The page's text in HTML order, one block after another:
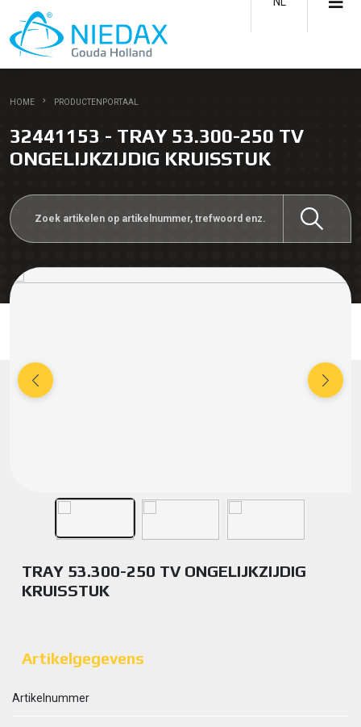
HOME PRODUCTENPORTAAL
32441153 - TRAY 53.300-250 TV
ONGELIJKZIJDIG KRUISSTUK
TRAY 53.300-250 TV ONGELIJKZIJDIG
KRUISSTUK
Artikelgegevens
Artikelnummer